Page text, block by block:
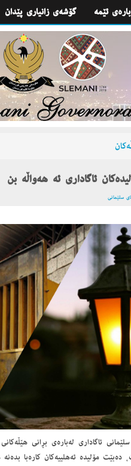
گۆشه‌ی زانیاری پێدان
ئاگاداری ئە هەواڵە بن
سلێمانی ئاگاداری لەبارەی بڕانی
دەبێت مۆلیدە ئەھلییەکان کارەبا بدەنە